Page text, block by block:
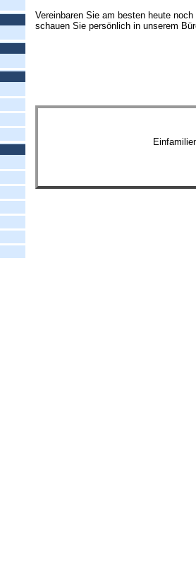
Vereinbaren Sie am besten heute
schauen Sie persönlich in unserem